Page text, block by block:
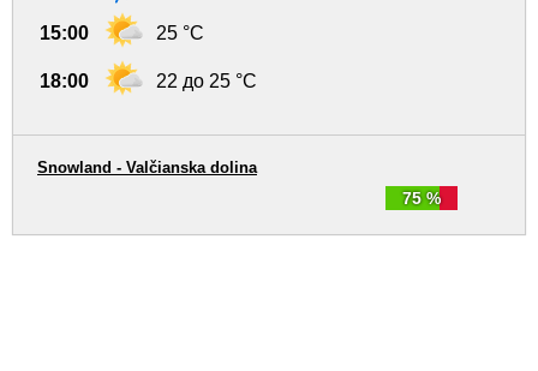
15:00 25 °C
18:00 22 до 25 °C
75 %
Snowland - Valčianska dolina